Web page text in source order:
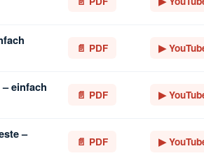
📄 PDF ▶
einfach
📄 PDF ▶
–
📄 PDF ▶